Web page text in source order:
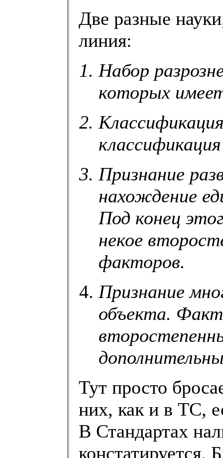
Две разные
линия:
Набор
которых
Признание
нахождение
Под конец
некое
факторов.
Признание
объекта.
Тут просто
них, как и в ТС,
В Стандартах
констатируется.